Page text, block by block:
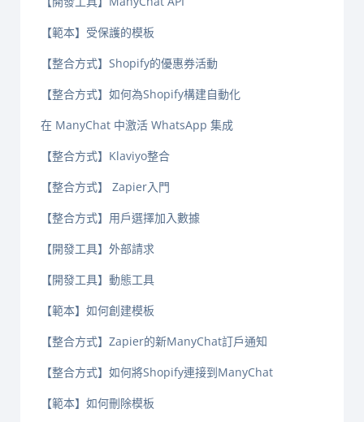
【範本】受保護的模板
【整合方式】Shopify的優惠券活動
【整合方式】如何為Shopify構建自動化
在 ManyChat 中激活 WhatsApp 集成
【整合方式】Klaviyo整合
【整合方式】 Zapier入門
【整合方式】用戶選擇加入數據
【開發工具】外部請求
【開發工具】動態工具
【範本】如何創建模板
【整合方式】Zapier的新ManyChat訂戶通知
【整合方式】如何將Shopify連接到ManyChat
【範本】如何刪除模板